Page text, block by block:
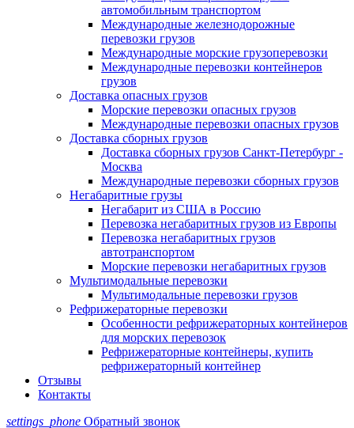
автомобильным транспортом
Международные железнодорожные
перевозки грузов
Международные морские грузоперевозки
Международные перевозки контейнеров
грузов
Доставка опасных грузов
Морские перевозки опасных грузов
Международные перевозки опасных грузов
Доставка сборных грузов
Доставка сборных грузов Санкт-Петербург -
Москва
Международные перевозки сборных грузов
Негабаритные грузы
Негабарит из США в Россию
Перевозка негабаритных грузов из Европы
Перевозка негабаритных грузов
автотранспортом
Морские перевозки негабаритных грузов
Мультимодальные перевозки
Мультимодальные перевозки грузов
Рефрижераторные перевозки
Особенности рефрижераторных контейнеров
для морских перевозок
Рефрижераторные контейнеры, купить
рефрижераторный контейнер
Отзывы
Контакты
settings_phone Обратный звонок